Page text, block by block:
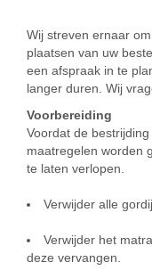
Wij streven ernaar
plaatsen van uw
een afspraak in te
langer duren. Wij
Voorbereiding
Voordat de
maatregelen worden
te laten verlopen.
Verwijder alle
Verwijder het
deze vervangen.